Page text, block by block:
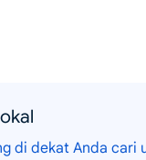
di dekat Anda cari